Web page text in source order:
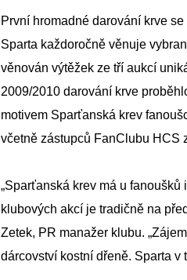
První hromadné darování krve
Sparta každoročně věnuje
věnován výtěžek ze tří aukcí
2009/2010 darování krve
motivem Sparťanská krev
včetně zástupců FanClubu HCS
„Sparťanská krev má u
klubových akcí je tradičně na
Zetek, PR manažer klubu.
dárcovství kostní dřeně. Sparta v